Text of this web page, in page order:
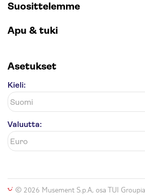
Suosittelemme
Apu & tuki
Asetukset
Kieli:
Valuutta:
© 2026 Musement S.p.A, osa TUI Groupia